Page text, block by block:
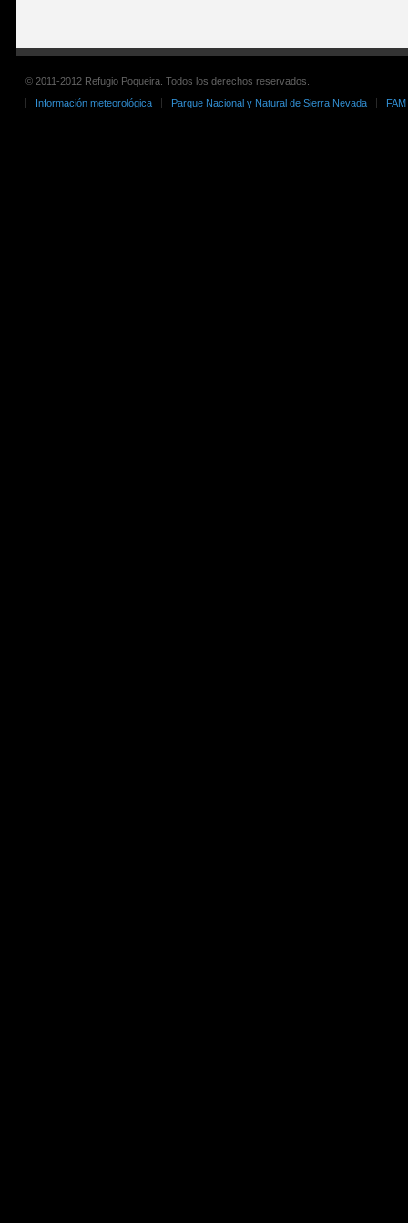
© 2011-2012 Refugio Poqueira. Todos los derechos reservados.
Información meteorológica
Parque Nacional y Natural de Sierra Nevada FAM